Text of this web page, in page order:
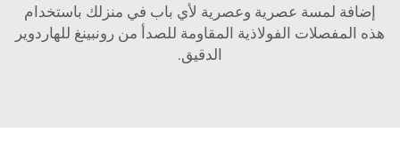
إضافة لمسة عصرية وعصرية لأي باب في منزلك باستخدام
هذه المفصلات الفولاذية المقاومة للصدأ من رونبينغ للهاردوير
الدقيق.